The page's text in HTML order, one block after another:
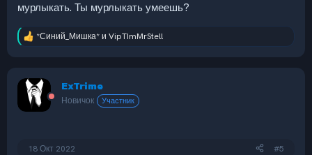
мурлыкать. Ты мурлыкать умеешь?
Р
ц
*Синий_Мишка*и VipTImMrStell
ExTrime
Новичок Участник
18 Окт 2022 #5